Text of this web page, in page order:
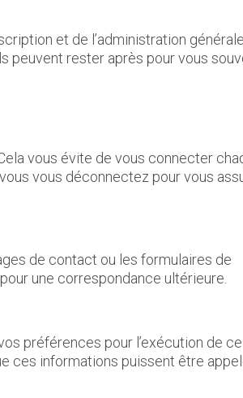
et de l’administration
peuvent rester après pour vous
vous évite de vous connecter
vous déconnectez pour vous
de contact ou les formulaires de
une correspondance ultérieure.
préférences pour l’exécution de
ces informations puissent être